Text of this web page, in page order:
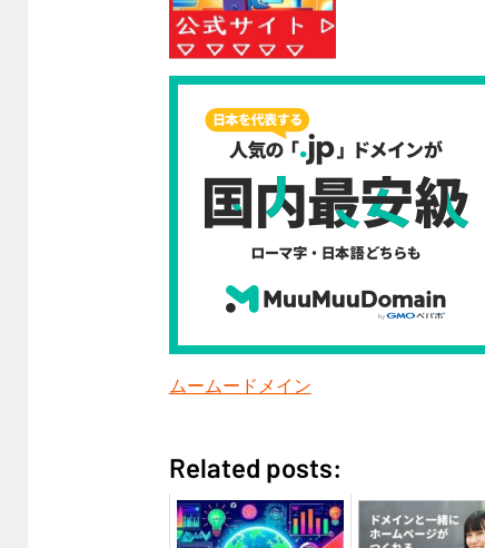
ムームードメイン
Related posts: